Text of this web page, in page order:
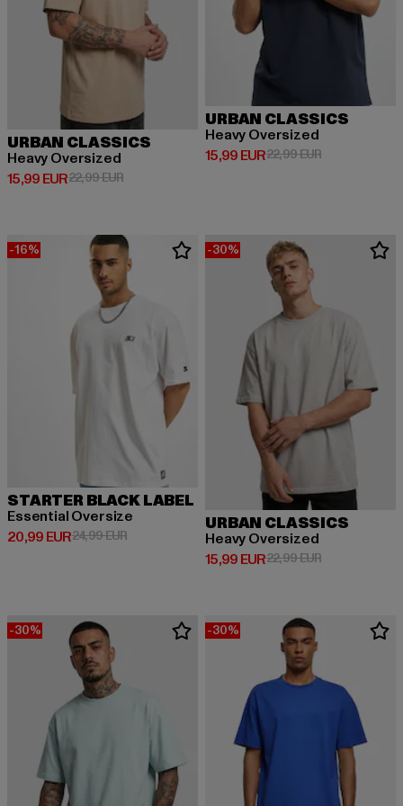
URBAN CLASSICS
Heavy Oversized
15,99 EUR
Derzeitiger Preis: 15,99 EUR
22,99 EURAktionspreis: 22,99 EUR
URBAN CLASSICS
Heavy Oversized
15,99 EUR
Derzeitiger Preis: 15,99 EUR
22,99 EURAktionspreis:
-16%
STARTER BLACK LABEL
Essential Oversize
20,99 EUR
Derzeitiger Preis: 20,99 EUR
24,99 EURAktionspreis: 24,99 EUR
-30%
URBAN CLASSICS
Heavy Oversized
15,99 EUR
Derzeitiger Preis: 15,99 EUR
22,99 EURAktionspreis:
-30% -30%